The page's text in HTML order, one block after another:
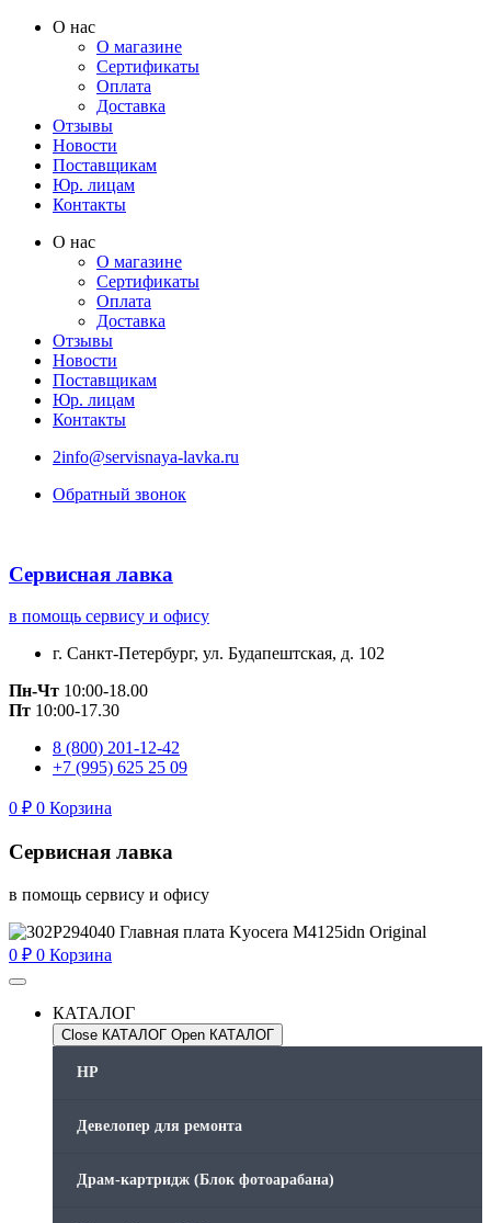
Перейти
содержимому
О нас
О магазине
Сертификаты
Оплата
Доставка
Отзывы
Новости
Поставщикам
Юр. лицам
Контакты
О нас
О магазине
Сертификаты
Оплата
Доставка
Отзывы
Новости
Поставщикам
Юр. лицам
Контакты
2info@servisnaya-lavka.ru
Обратный звонок
Сервисная лавка
в помощь сервису и офису
г. Санкт-Петербург, ул. Будапештская, д. 102
Пн-Чт 10:00-18.00
Пт 10:00-17.30
8 (800) 201-12-42
+7 (995) 625 25 09
0 ₽ 0 Корзина
Сервисная лавка
в помощь сервису и офису
0 ₽ 0 Корзина
КАТАЛОГ
Close КАТАЛОГ Open КАТАЛОГ
HP
Девелопер для ремонта
Драм-картридж (Блок фотоарабана)